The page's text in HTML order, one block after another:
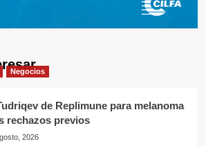
Negocios
de Replimune para melanoma
rechazos previos
2026